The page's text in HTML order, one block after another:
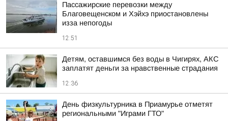
Пассажирские перевозки между
Благовещенском и Хэйхэ приостановлены
изза непогоды
12:51
Детям, оставшимся без воды в Чигирях, АКС
заплатят деньги за нравственные страдания
12:36
День физкультурника в Приамурье отметят
региональными "Играми ГТО"